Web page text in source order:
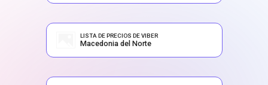
LISTA DE PRECIOS DE VIBER
Macedonia del Norte